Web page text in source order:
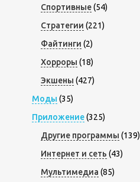
Спортивные(54)
Стратегии (221)
Файтинги (2)
Хорроры (18)
Экшены (427)
Моды (35)
Приложение(325)
Другие программы (139)
Интернет и сеть (43)
Мультимедиа (85)